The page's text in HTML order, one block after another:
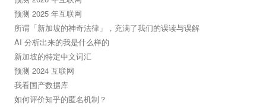
预测 2025 年互联网
所谓「新加坡的神奇法律」，充满了我们的误读与误解
AI 分析出来的我是什么样的
新加坡的特定中文词汇
预测 2024 互联网
我看国产数据库
如何评价知乎的匿名机制？